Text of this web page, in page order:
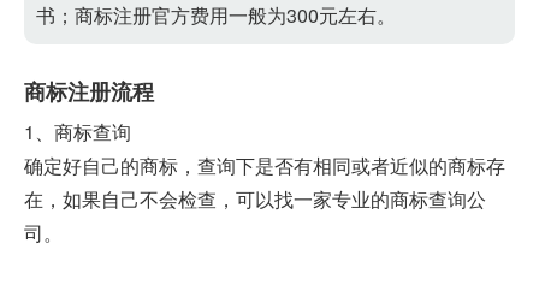
书；商标注册官方费用一般为300元左右。
商标注册流程
1、商标查询
确定好自己的商标，查询下是否有相同或者近似的商标存
在，如果自己不会检查，可以找一家专业的商标查询公
司。